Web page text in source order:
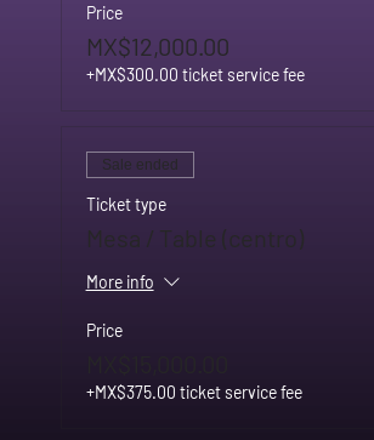
Price
MX$12,000.00
+MX$300.00 ticket service fee
Sale ended
Ticket type
Mesa / Table (centro)
More info
Price
+MX$375.00 ticket service fee